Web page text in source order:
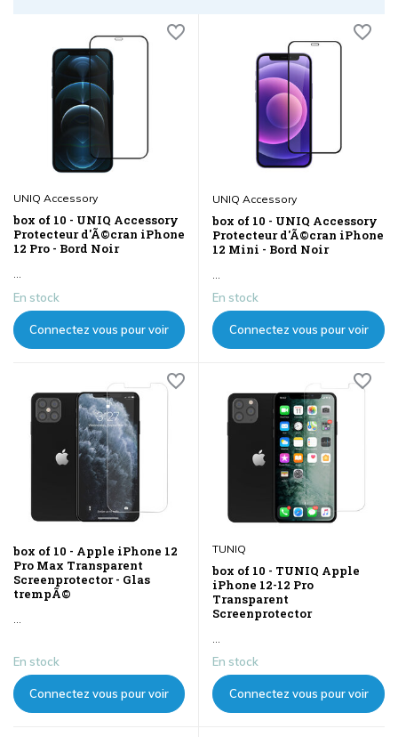
UNIQ Accessory
box of 10 - UNIQ Accessory
Protecteur d'Ã©cran iPhone
12 Pro - Bord Noir
...
En stock
Connectez vous pour voir
UNIQ Accessory
box of 10 - UNIQ Accessory
Protecteur d'Ã©cran iPhone
12 Mini - Bord Noir
...
En stock
Connectez vous pour voir
box of 10 - Apple iPhone 12
Pro Max Transparent
Screenprotector - Glas
trempÃ©
En stock
Connectez vous pour voir
TUNIQ
box of 10 - TUNIQ Apple
iPhone 12-12 Pro
Transparent
Screenprotector
En stock
Connectez vous pour voir